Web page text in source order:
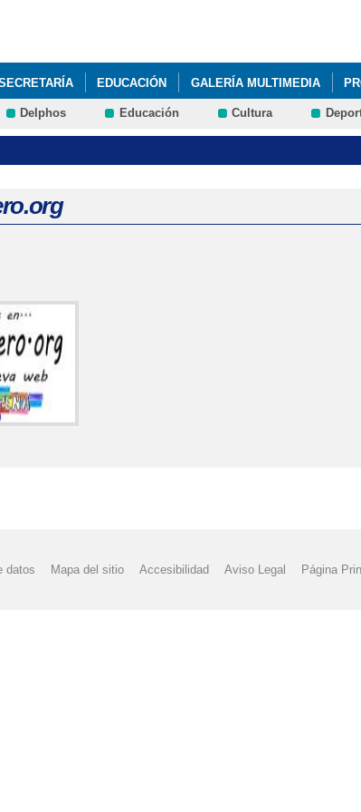
EDUCACIÓN GALERÍA MULTIMEDIA
READING THE VALUES" NCOF MICOLEROMERO.ORG
Delphos Educación Cultura
datos Mapa del sitio Accesibilidad Aviso Legal Página